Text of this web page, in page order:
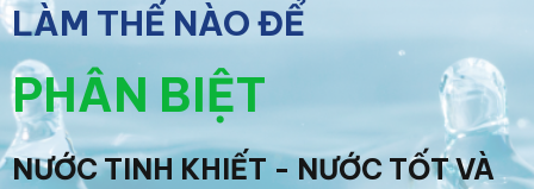
LÀM THẾ NÀO ĐỂ
PHÂN BIỆT
NƯỚC TINH KHIẾT - NƯỚC TỐT VÀ